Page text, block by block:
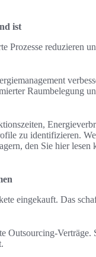
ist
Prozesse reduzieren
Raumbelegung
zu identifizieren.
den Sie hier lesen
eingekauft. Das
Verträge.